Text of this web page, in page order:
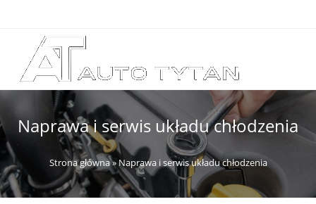
Naprawa i serwis układu chłodzenia
Strona główna»Naprawa i serwis układu chłodzenia